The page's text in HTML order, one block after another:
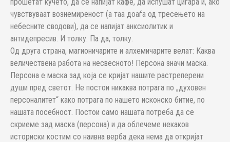
чувствуваат вознемиреност (а таа доаѓа од тресењето на
небесните сводови), да се напијат анксиолитик и
антидепресив. И толку. Па да, толку.
Од друга страна, магионичарите и алхемичарите велат: Каква
величествена работа на несвесното! Персона значи маска.
Персона е маска зад која се кријат нашите растреперени
души пред светот. Не постои никаква потрага по „духовен
персоналитет“ како потрага по нашето исконско битие, по
нашата посебност. Постои само нашата потреба да се
скриеме зад маска (персона) и да облечеме некаков
историски костим со наивна верба дека нема да откријат